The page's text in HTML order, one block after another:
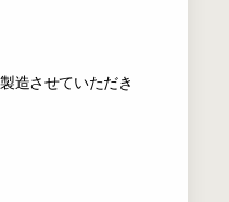
造させていただき